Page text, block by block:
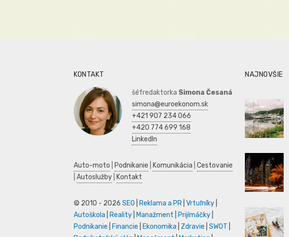
KONTAKT
šéfredaktorka Simona Česaná
simona@euroekonom.sk
+421 907 234 066
+420 774 699 168
LinkedIn
Auto-moto Podnikanie Komunikácia Cestovanie
Autoslužby Kontakt
© 2010 - 2026 SEO Reklama a PR Vrtuľníky
Autoškola
Reality Manažment Prijímáčky
Podnikanie
Financie Ekonomika Zdravie SWOT
NAJNOVŠIE